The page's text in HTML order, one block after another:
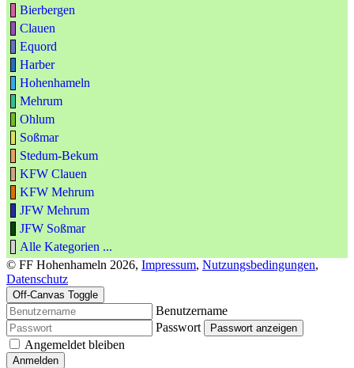
Bierbergen
Clauen
Equord
Harber
Hohenhameln
Mehrum
Ohlum
Soßmar
Stedum-Bekum
KFW Clauen
KFW Mehrum
JFW Mehrum
JFW Soßmar
Alle Kategorien ...
© FF Hohenhameln 2026, Impressum, Nutzungsbedingungen,
Datenschutz
Off-Canvas Toggle
Benutzername
Passwort
Passwort anzeigen
Angemeldet bleiben
Anmelden